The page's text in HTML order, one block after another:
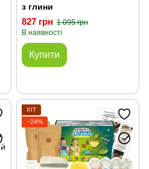
з глини
827 грн 1 095 грн
В наявності
Купити
ХІТ
−24%